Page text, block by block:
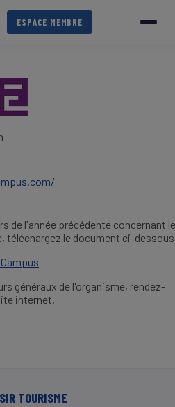
ESPACE MEMBRE
de l'année précédente concernant
téléchargez le document ci-
généraux de l'organisme, rendez-
internet.
TOURISME